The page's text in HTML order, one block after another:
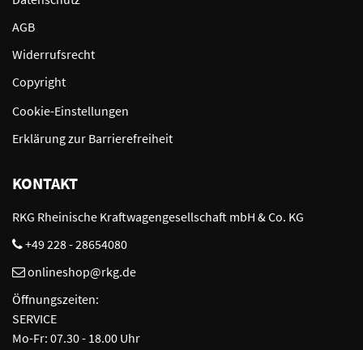
AGB
Widerrufsrecht
Copyright
Cookie-Einstellungen
Erklärung zur Barrierefreiheit
KONTAKT
RKG Rheinische Kraftwagengesellschaft mbH & Co. KG
+49 228 - 28654080
onlineshop@rkg.de
Öffnungszeiten:
SERVICE
Mo-Fr: 07.30 - 18.00 Uhr